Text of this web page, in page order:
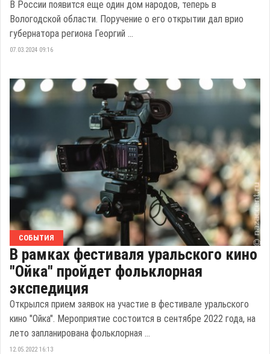
В России появится еще один дом народов, теперь в
Вологодской области. Поручение о его открытии дал врио
губернатора региона Георгий ...
07.03.2024 09:16
СОБЫТИЯ
В рамках фестиваля уральского кино
"Ойка" пройдет фольклорная
экспедиция
Открылся прием заявок на участие в фестивале уральского
кино "Ойка". Мероприятие состоится в сентябре 2022 года, на
лето запланирована фольклорная ...
12.05.2022 16:13